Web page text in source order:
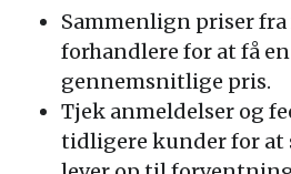
Sammenlign priser
forhandlere for at få
gennemsnitlige pris.
Tjek anmeldelser og
tidligere kunder for at